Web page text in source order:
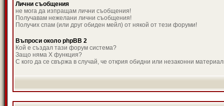
Лични съобщения
не мога да изпращам лични съобщения!
Получавам нежелани лични съобщения!
Получих спам (или друг обиден мейл) от някой от тези форуми!
Въпроси около phpBB 2
Кой е създал тази форум система?
Защо няма X функция?
С кого да се свържа в случай, че открия обидни или незаконни